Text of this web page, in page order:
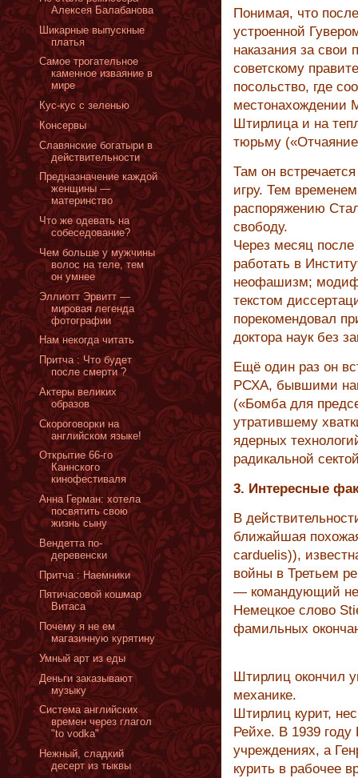
Понимая, что
устроенной
наказания за свои
советскому
посольство, где
местонахождении
Штирлица и на
тюрьму
Там он
игру. Тем
распоряжению
свободу.
Через месяц после
работать в
неофашизм;
текстом
порекомендовал
доктора наук без
Ещё один раз он
РСХА, бывшими
(«Бомба для
утратившему
ядерных
радикальной
3. Интересные
В
ближайшая
carduelis)),
войны в Третьем
— командующий
Немецкое слово
фамильных
Штирлиц окончил
механике.
Штирлиц курит,
Рейхе. В 1939
учреждениях, а
курить в рабочее
Алексея Балабанова
Шикарные выпускные
платья
Cамое трогательное
каменное изваяние в
мире
Кус-кус с зеленью
Консервы
Славянские богатыри в
действительности
Предназначение каждой
женщины —
материнство
Что же одевать на
собеседование?
Чем больше у мужчины
волос на теле, тем
он умнее
Эллиотт Эрвитт —
мировая легенда
фотографии
Нам некогда читать
Притча : Что будет
после смерти ?
Актеры великих
образов
Скороговорки на
английском языке!
Открытие 66-го
Каннского
кинофестиваля
Анна Герман: хотела
посвятить свою
жизнь сыну
Вендетта по-
деревенски
Притча : Наемники
Пятичасовой кошмар
Витаса
Почему я не ем
магазинную курятину
Умный арт из еды
Деньги заказывают
музыку
Система английских
времен через глагол
"to vodka"
Нежный, сладкий
десерт из тыквы